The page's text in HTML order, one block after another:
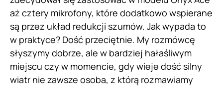
aż cztery mikrofony, które dodatkowo wspierane
są przez układ redukcji szumów. Jak wypada to
w praktyce? Dość przeciętnie. My rozmówcę
słyszymy dobrze, ale w bardziej hałaśliwym
miejscu czy w momencie, gdy wieje dość silny
wiatr nie zawsze osoba, z którą rozmawiamy